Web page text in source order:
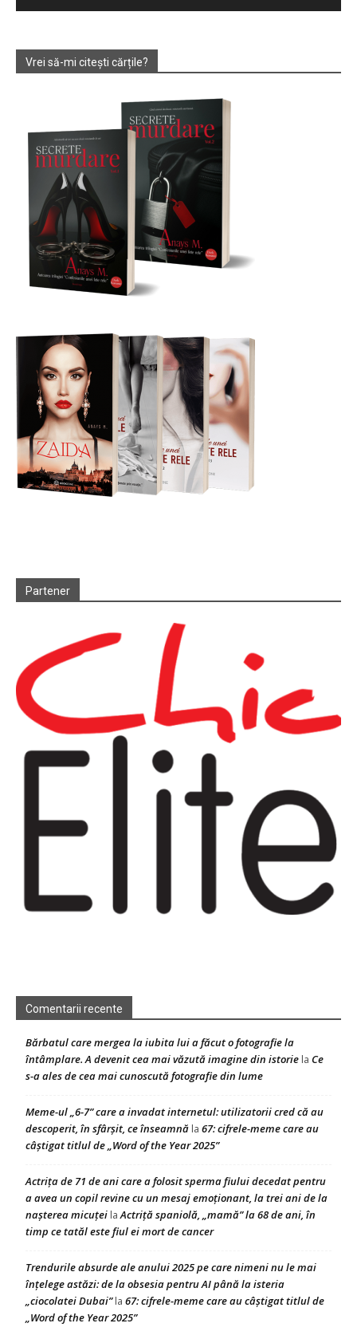
Vrei să-mi citești cărțile?
Partener
Comentarii recente
Bărbatul care mergea la iubita lui a făcut o fotografie la
întâmplare. A devenit cea mai văzută imagine din istorie la Ce
s-a ales de cea mai cunoscută fotografie din lume
Meme-ul „6-7” care a invadat internetul: utilizatorii cred că au
descoperit, în sfârșit, ce înseamnă la 67: cifrele-meme care au
câștigat titlul de „Word of the Year 2025”
Actrița de 71 de ani care a folosit sperma fiului decedat pentru
a avea un copil revine cu un mesaj emoționant, la trei ani de la
nașterea micuței laActriță spaniolă, „mamă” la 68 de ani, în
timp ce tatăl este fiul ei mort de cancer
Trendurile absurde ale anului 2025 pe care nimeni nu le mai
înțelege astăzi: de la obsesia pentru AI până la isteria
„ciocolatei Dubai”la 67: cifrele-meme care au câștigat titlul de
„Word of the Year 2025”